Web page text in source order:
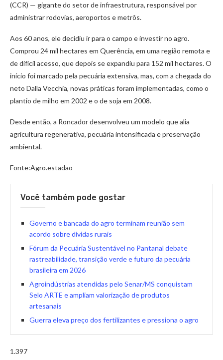
(CCR) — gigante do setor de infraestrutura, responsável por
administrar rodovias, aeroportos e metrôs.
Aos 60 anos, ele decidiu ir para o campo e investir no agro.
Comprou 24 mil hectares em Querência, em uma região remota e
de difícil acesso, que depois se expandiu para 152 mil hectares. O
início foi marcado pela pecuária extensiva, mas, com a chegada do
neto Dalla Vecchia, novas práticas foram implementadas, como o
plantio de milho em 2002 e o de soja em 2008.
Desde então, a Roncador desenvolveu um modelo que alia
agricultura regenerativa, pecuária intensificada e preservação
ambiental.
Fonte:Agro.estadao
Você também pode gostar
Governo e bancada do agro terminam reunião sem
acordo sobre dívidas rurais
Fórum da Pecuária Sustentável no Pantanal debate
rastreabilidade, transição verde e futuro da pecuária
brasileira em 2026
Agroindústrias atendidas pelo Senar/MS conquistam
Selo ARTE e ampliam valorização de produtos
artesanais
Guerra eleva preço dos fertilizantes e pressiona o agro
1.397